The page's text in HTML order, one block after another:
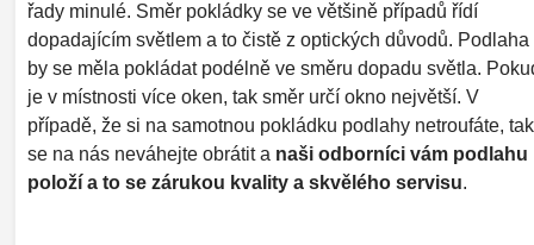
řady minulé. Směr pokládky se ve většině případů řídí
dopadajícím světlem a to čistě z optických důvodů. Podlaha
by se měla pokládat podélně ve směru dopadu světla.
je v místnosti více oken, tak směr určí okno největší. V
případě, že si na samotnou pokládku podlahy netroufáte, tak
se na nás neváhejte obrátit a naši odborníci vám podlahu
položí a to se zárukou kvality a skvělého servisu.